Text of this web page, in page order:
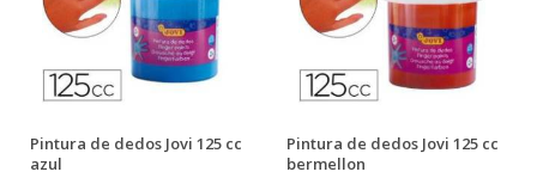
Pintura de dedos Jovi 125 cc
azul
Pintura de dedos Jovi 125 cc
bermellon